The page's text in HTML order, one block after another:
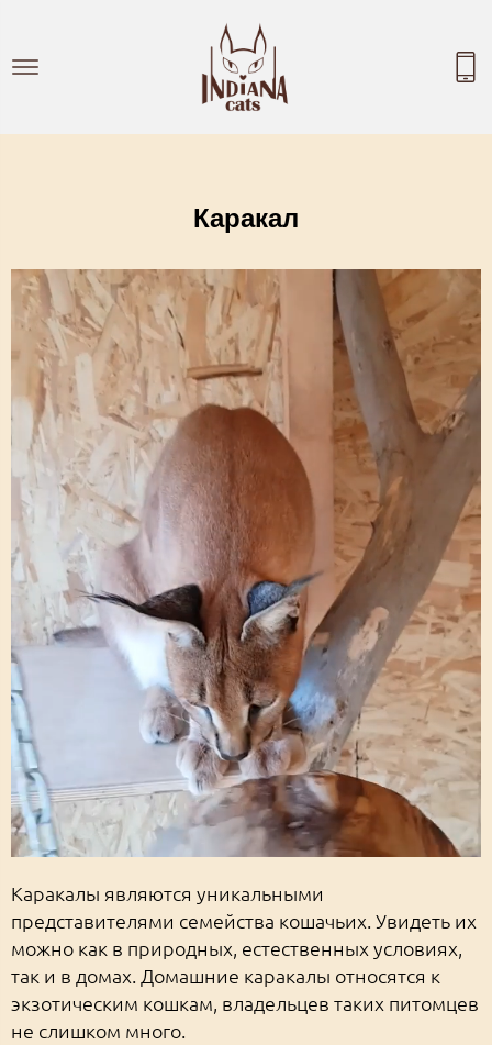
Каракал
Каракалы являются уникальными
представителями семейства кошачьих. Увидеть их
можно как в природных, естественных условиях,
так и в домах. Домашние каракалы относятся к
экзотическим кошкам, владельцев таких питомцев
не слишком много.